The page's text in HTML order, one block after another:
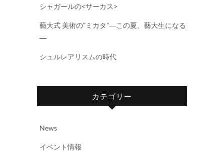
シャガールの<サーカス>
藝大式 美術の”ミカタ”―この夏、藝大生になる
―
シュルレアリスムの時代
カテゴリー
News
イベント情報